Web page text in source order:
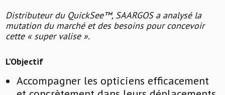
Distributeur du QuickSee™, SAARGOS a analysé la
mutation du marché et des besoins pour concevoir
cette « super valise ».
L’Objectif
Accompagner les opticiens efficacement